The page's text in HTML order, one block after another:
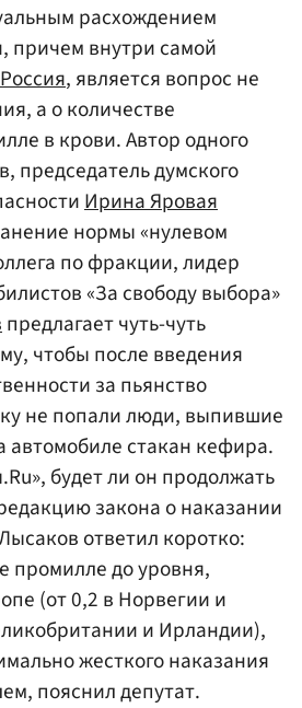
расхождением
причем внутри самой
, является вопрос не
а о количестве
в крови. Автор одного
председатель думского
Ирина Яровая
нормы «нулевом
по фракции, лидер
«За свободу выбора»
предлагает чуть-чуть
чтобы после введения
за пьянство
не попали люди, выпившие
автомобиле стакан кефира.
будет ли он продолжать
закона о наказании
ответил коротко:
промилле до уровня,
(от 0,2 в Норвегии и
и Ирландии),
жесткого наказания
пояснил депутат.